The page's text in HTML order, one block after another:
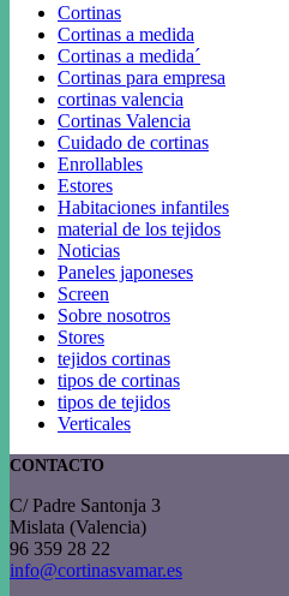
Cortinas
Cortinas a medida
Cortinas a medida´
Cortinas para empresa
cortinas valencia
Cortinas Valencia
Cuidado de cortinas
Enrollables
Estores
Habitaciones infantiles
material de los tejidos
Noticias
Paneles japoneses
Screen
Sobre nosotros
Stores
tejidos cortinas
tipos de cortinas
tipos de tejidos
Verticales
CONTACTO
C/ Padre Santonja 3
Mislata (Valencia)
96 359 28 22
info@cortinasvamar.es